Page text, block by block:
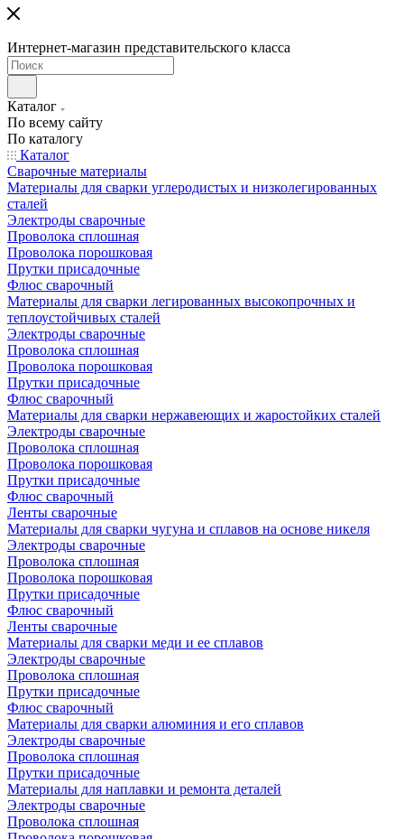
Интернет-магазин представительского класса
Каталог
По всему сайту
По каталогу
Каталог
Сварочные материалы
Материалы для сварки углеродистых и низколегированных
сталей
Электроды сварочные
Проволока сплошная
Проволока порошковая
Прутки присадочные
Флюс сварочный
Материалы для сварки легированных высокопрочных и
теплоустойчивых сталей
Электроды сварочные
Проволока сплошная
Проволока порошковая
Прутки присадочные
Флюс сварочный
Материалы для сварки нержавеющих и жаростойких сталей
Электроды сварочные
Проволока сплошная
Проволока порошковая
Прутки присадочные
Флюс сварочный
Ленты сварочные
Материалы для сварки чугуна и сплавов на основе никеля
Электроды сварочные
Проволока сплошная
Проволока порошковая
Прутки присадочные
Флюс сварочный
Ленты сварочные
Материалы для сварки меди и ее сплавов
Электроды сварочные
Проволока сплошная
Прутки присадочные
Флюс сварочный
Материалы для сварки алюминия и его сплавов
Электроды сварочные
Проволока сплошная
Прутки присадочные
Материалы для наплавки и ремонта деталей
Электроды сварочные
Проволока сплошная